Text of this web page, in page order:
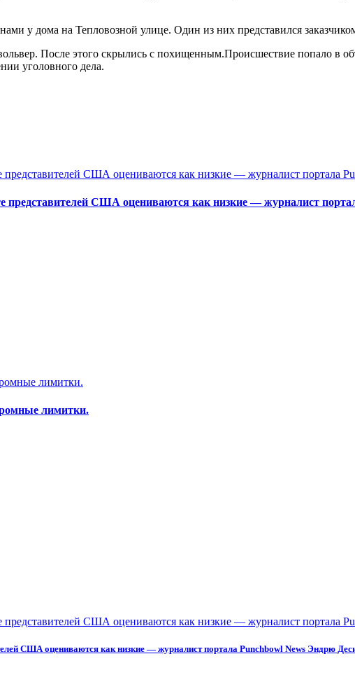
у дома на Тепловозной улице. Один из них представился
После этого скрылись с похищенным.Происшествие попало в
уголовного дела.
США оцениваются как низкие — журналист
лимитки.
США оцениваются как низкие — журналист портала Punchbowl News Эндрю